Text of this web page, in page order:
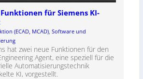
für Siemens KI-
(ECAD, MCAD) , Software und
hat zwei neue Funktionen für den
Agent, eine speziell für die
Automatisierungstechnik
KI, vorgestellt.